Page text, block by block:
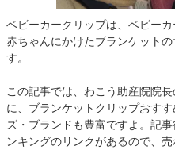
ベビーカークリップは、ベビー
赤ちゃんにかけたブランケット
す。
この記事では、わこう助産院院
に、ブランケットクリップおす
ズ・ブランドも豊富ですよ。記
ンキングのリンクがあるので、